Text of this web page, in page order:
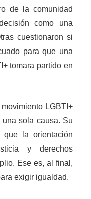
de la comunidad
como una
cuestionaron si
para que una
tomara partido en
LGBTI+
sola causa. Su
que la orientación
y derechos
Ese es, al final,
exigir igualdad.